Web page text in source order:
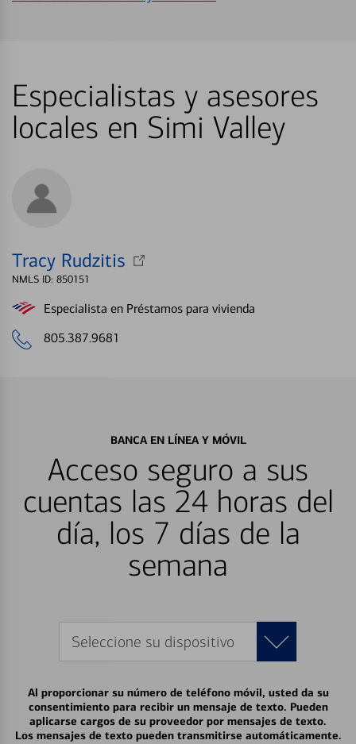
Especialistas y asesores
locales en Simi Valley
Tracy Rudzitis
NMLS ID: 850151
Especialista en Préstamos para vivienda
805.387.9681
BANCA EN LÍNEA Y MÓVIL
Acceso seguro a sus
cuentas las 24 horas del
día, los 7 días de la
semana
Seleccione su dispositivo
Al proporcionar su número de teléfono móvil, usted da su
consentimiento para recibir un mensaje de texto. Pueden
aplicarse cargos de su proveedor por mensajes de texto.
Los mensajes de texto pueden transmitirse automáticamente.